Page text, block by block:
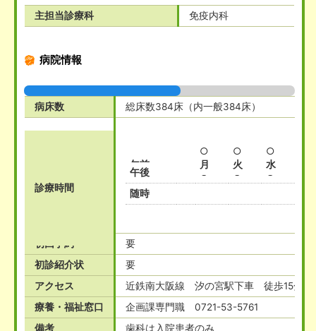
主担当診療科 免疫内科
病院情報
病床数 総床数384床（内一般384床）
診療時間
月 火 水
午前
○ ○ ○
午後
○ ○ ○
随時
初回予約
要
初診紹介状
要
アクセス
近鉄南大阪線 汐の宮駅下車 徒歩15分
療養・福祉窓口
企画課専門職 0721-53-5761
備考
歯科は入院患者のみ